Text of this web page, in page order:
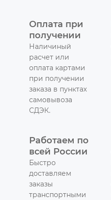
Оплата при
получении
Наличиный
расчет или
оплата картами
при получении
заказа в пунктах
самовывоза
СДЭК.
Работаем по
всей России
Быстро
доставляем
заказы
транспортными